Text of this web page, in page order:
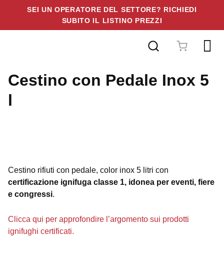
SEI UN OPERATORE DEL SETTORE? RICHIEDI
SUBITO IL LISTINO PREZZI
Cestino con Pedale Inox 5
l
Cestino rifiuti con pedale, color inox 5 litri con
certificazione ignifuga classe 1, idonea per eventi, fiere
e congressi.
Clicca qui per approfondire l’argomento sui prodotti
ignifughi certificati.